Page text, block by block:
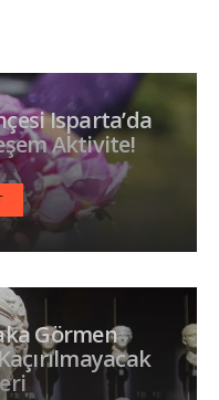
Isparta’da
Aktivite!
Görmen